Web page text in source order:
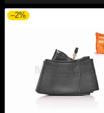
–2%